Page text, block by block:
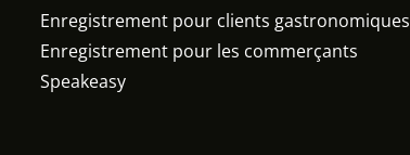
Enregistrement pour clients gastronomiques
Enregistrement pour les commerçants
Speakeasy